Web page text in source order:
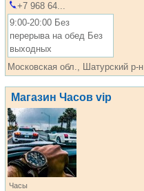
+7 968 64...
9:00-20:00 Без
перерыва на обед Без
выходных
Московская обл., Шатурский р-н
Магазин Часов vip
Часы